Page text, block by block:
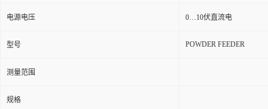
电源电压 0…10伏直流电
型号 POWDER FEEDER
测量范围
规格